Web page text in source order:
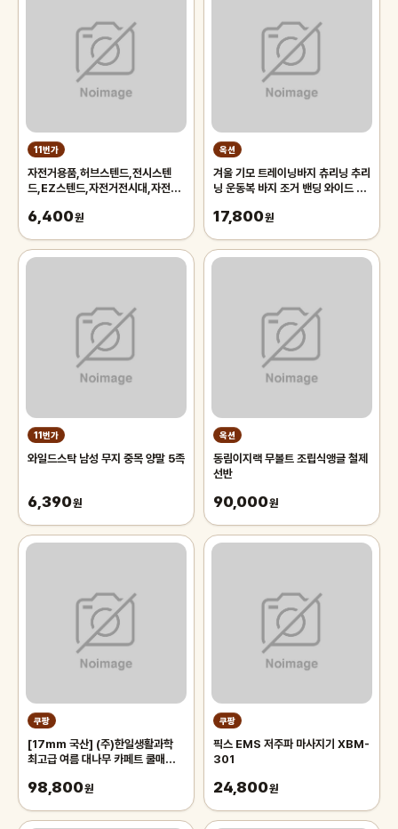
11번가
자전거용품,허브스텐드,전시스텐
드,EZ스텐드,자전거전시대,자전거
6,400원
옥션
겨울 기모 트레이닝바지 츄리닝 추리
닝 운동복 바지 조거 밴딩 와이드 팬
17,800원
11번가
와일드스탁 남성 무지 중목 양말 5족
6,390원
옥션
동림이지랙 무볼트 조립식앵글 철제
선반
90,000원
쿠팡
[17mm 국산] (주)한일생활과학
최고급 여름 대나무 카페트 쿨매트
침대 장판 자리_두꺼운 폭신한 튼튼
98,800원
쿠팡
픽스 EMS 저주파 마사지기 XBM-
301
24,800원